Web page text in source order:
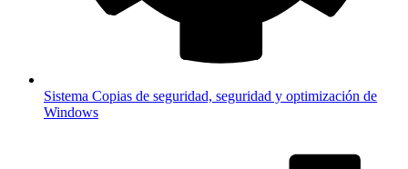
Sistema Copias de seguridad, seguridad y optimización de
Windows